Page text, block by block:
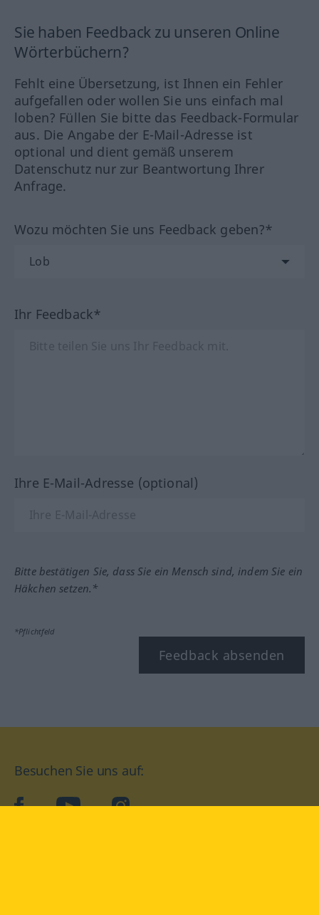
Sie haben Feedback zu unseren Online
Wörterbüchern?
Fehlt eine Übersetzung, ist Ihnen ein Fehler
aufgefallen oder wollen Sie uns einfach mal
loben? Füllen Sie bitte das Feedback-Formular
aus. Die Angabe der E-Mail-Adresse ist
optional und dient gemäß unserem
Datenschutz nur zur Beantwortung Ihrer
Anfrage.
Wozu möchten Sie uns Feedback geben?*
Ihr Feedback*
Ihre E-Mail-Adresse (optional)
Bitte bestätigen Sie, dass Sie ein Mensch sind, indem Sie ein
Häkchen setzen.*
*Pflichtfeld
Feedback absenden
Besuchen Sie uns auf:
facebookYouTube Instagram